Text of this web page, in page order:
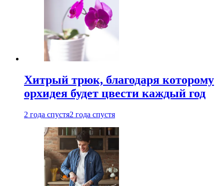
Хитрый трюк, благодаря которому
орхидея будет цвести каждый год
2 года спустя2 года спустя